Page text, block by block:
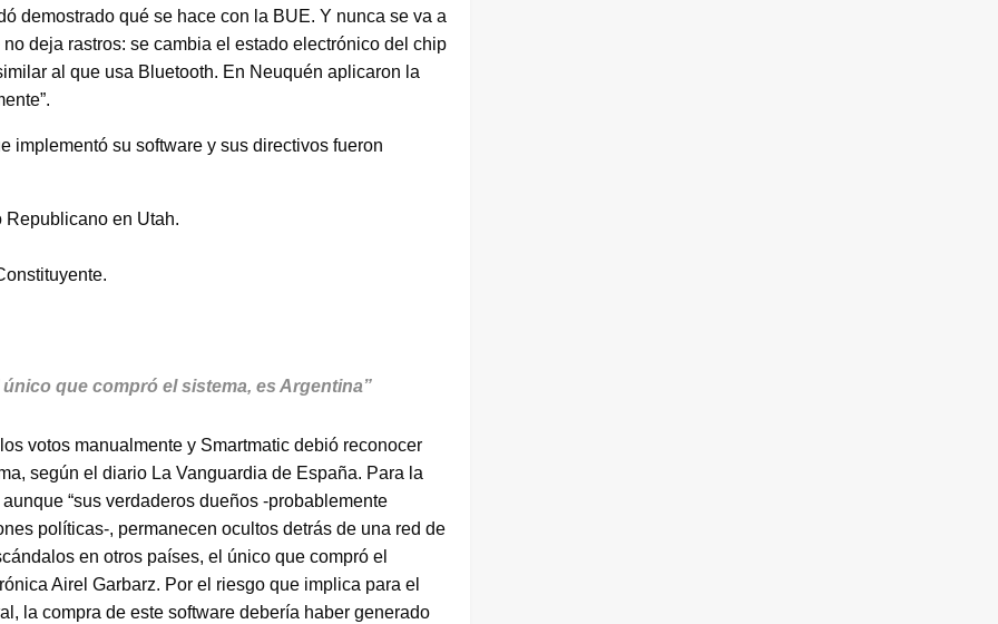
demostrado qué se hace con la BUE. Y nunca se va a
deja rastros: se cambia el estado electrónico del chip
al que usa Bluetooth. En Neuquén aplicaron la
implementó su software y sus directivos fueron
Republicano en Utah.
que compró el sistema, es Argentina”
votos manualmente y Smartmatic debió reconocer
según el diario La Vanguardia de España. Para la
“sus verdaderos dueños -probablemente
políticas-, permanecen ocultos detrás de una red de
en otros países, el único que compró el
Airel Garbarz. Por el riesgo que implica para el
la compra de este software debería haber generado